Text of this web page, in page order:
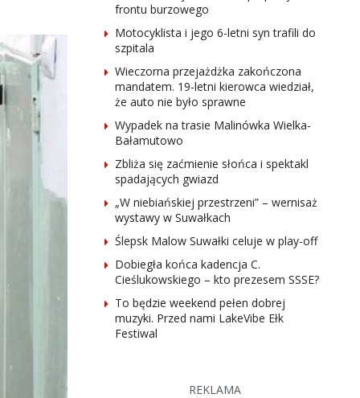
frontu burzowego
Motocyklista i jego 6-letni syn trafili do
szpitala
Wieczorna przejażdżka zakończona
mandatem. 19-letni kierowca wiedział,
że auto nie było sprawne
Wypadek na trasie Malinówka Wielka-
Bałamutowo
Zbliża się zaćmienie słońca i spektakl
spadających gwiazd
„W niebiańskiej przestrzeni” – wernisaż
wystawy w Suwałkach
Ślepsk Malow Suwałki celuje w play-off
Dobiegła końca kadencja C.
Cieślukowskiego – kto prezesem SSSE?
To będzie weekend pełen dobrej
muzyki. Przed nami LakeVibe Ełk
Festiwal
REKLAMA